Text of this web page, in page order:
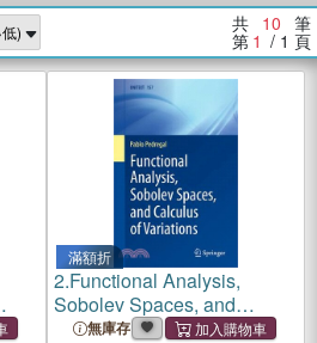
獎 臺灣漫遊錄 、 方念華 、 台灣的李
登輝時代
數學女孩：黎曼猜想 、
偉大的迷走神經
共 10 筆
第 1 / 1 頁
滿額折
2.Functional Analysis,
Sobolev Spaces, and
Calculus of Variations
無庫存